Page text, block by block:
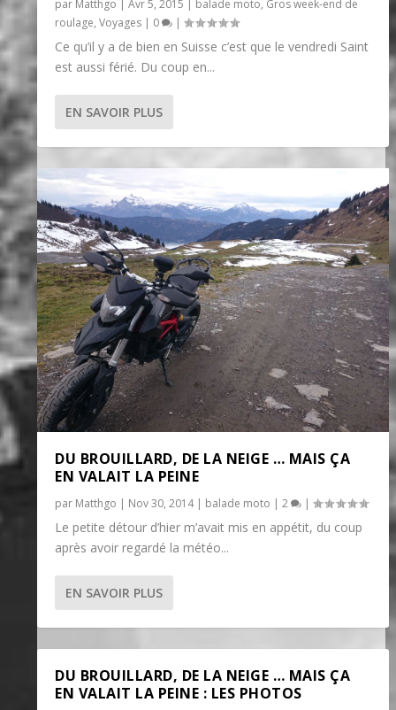
par Matthgo |Avr 5, 2015 balade moto, Gros week-end de
roulage,Voyages | 0 |
Ce qu’il y a de bien en Suisse c’est que le vendredi Saint
est aussi férié. Du coup en...
EN SAVOIR PLUS
DU BROUILLARD, DE LA NEIGE … MAIS ÇA
EN VALAIT LA PEINE
par Matthgo | Nov 30, 2014| balade moto |2 |
Le petite détour d’hier m’avait mis en appétit, du coup
après avoir regardé la météo...
EN SAVOIR PLUS
DU BROUILLARD, DE LA NEIGE … MAIS ÇA
EN VALAIT LA PEINE : LES PHOTOS